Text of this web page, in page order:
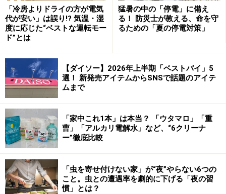
ボタンホールをとめて洗濯してみてください。洗い上が
ったとき袖がほかの衣類と絡まることがなくなります。
カチなどの小物類もネットにまとめて入れて洗うと、洗
濯機から洗濯物を出すときにバラバラにならず便利で
す。
洗濯物を早く乾かす極意とは？⇒次のページ
※記事内容は執筆時点のものです。最新の内容をご確認くださ
い。
「冷房よりドライの方が電気
代が安い」は誤り!? 気温・湿
度に応じた“ベストな運転モー
ド”とは
猛暑の中の「停電」に備え
る！ 防災士が教える、命を守
るための「夏の停電対策」
【ダイソー】2026年上半期「ベストバイ」5
選！ 新発売アイテムからSNSで話題のアイテ
ムまで
「家中これ1本」は本当？ 「ウタマロ」「重
曹」「アルカリ電解水」など、“6クリーナ
ー”徹底比較
「虫を寄せ付けない家」が“夜”やらない6つの
こと。虫との遭遇率を劇的に下げる「夜の習
慣」とは？